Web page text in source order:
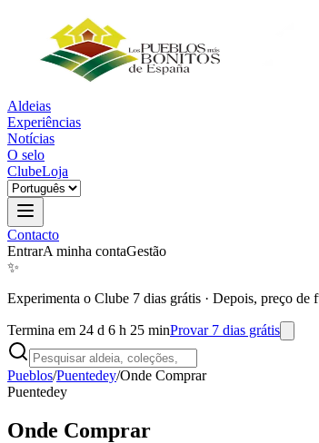
Aldeias
Experiências
Notícias
O selo
ClubeLoja
Contacto
EntrarA minha contaGestão
✨
Experimenta o Clube 7 dias grátis · Depois, preço de
Termina em 24 d 6 h 25 minProvar 7 dias grátis
Pueblos/Puentedey/Onde Comprar
Puentedey
Onde Comprar